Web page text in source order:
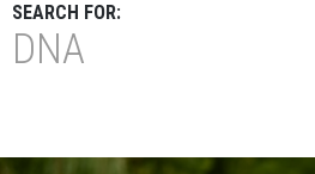
SEARCH FOR:
DNA